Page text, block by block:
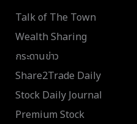
Talk of The Town
Wealth Sharing
กระดานข่าว
Share2Trade Daily
Stock Daily Journal
Premium Stock